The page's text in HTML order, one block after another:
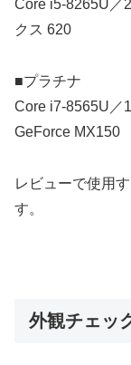
Core i5-8265U／
クス 620
■プラチナ
Core i7-8565U／
GeForce MX150
レビューで使用
す。
外観チェッ